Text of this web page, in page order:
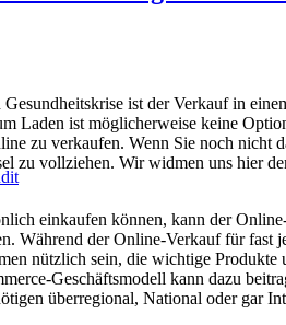
ist der Verkauf in
Laden ist möglicherweise keine
zu verkaufen. Wenn Sie noch nicht
zu vollziehen. Wir widmen uns hier
einkaufen können, kann der
Während der Online-Verkauf für fast
nützlich sein, die wichtige
Geschäftsmodell kann dazu
überregional, National oder gar